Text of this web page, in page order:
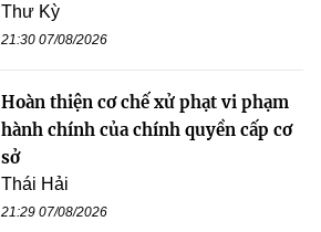
Thư Kỳ
21:30 07/08/2026
Hoàn thiện cơ chế xử phạt vi phạm
hành chính của chính quyền cấp cơ
sở
Thái Hải
21:29 07/08/2026